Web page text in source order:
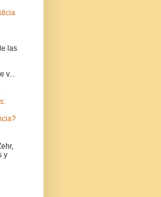
las
v...
y